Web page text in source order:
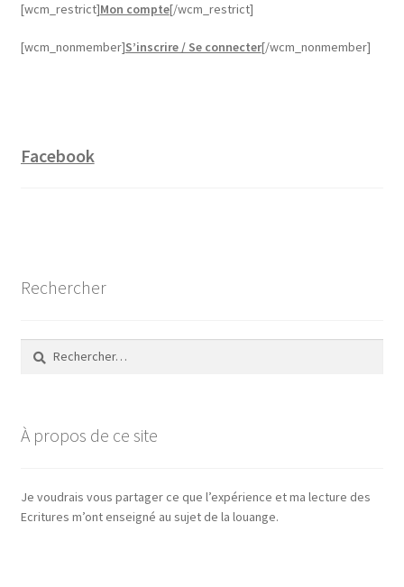
[wcm_restrict]Mon compte[/wcm_restrict]
[wcm_nonmember]S’inscrire / Se connecter[/wcm_nonmember]
Facebook
Rechercher
Rechercher :
À propos de ce site
Je voudrais vous partager ce que l’expérience et ma lecture des
Ecritures m’ont enseigné au sujet de la louange.